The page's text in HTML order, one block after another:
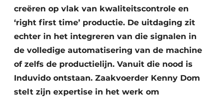
creëren op vlak van kwaliteitscontrole en
‘right first time’ productie. De uitdaging zit
echter in het integreren van die signalen in
de volledige automatisering van de machine
of zelfs de productielijn. Vanuit die nood is
Induvido ontstaan. Zaakvoerder Kenny Dom
stelt zijn expertise in het werk om